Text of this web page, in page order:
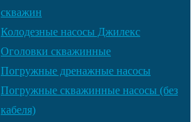
скважин
Колодезные насосы Джилекс
Оголовки скважинные
Погружные дренажные насосы
Погружные скважинные насосы (без
кабеля)